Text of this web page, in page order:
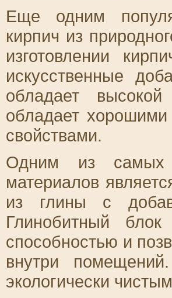
Еще одним
кирпич из
изготовлении
искусственные
обладает
обладает
свойствами.
Одним из самых
материалов
из глины с
Глинобитный
способностью и
внутри
экологически